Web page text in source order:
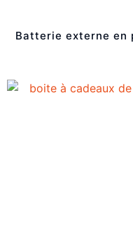
Batterie externe en